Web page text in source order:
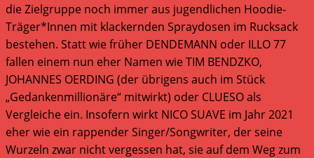
die Zielgruppe noch immer aus jugendlichen Hoodie-
Träger*Innen mit klackernden Spraydosen im Rucksack
bestehen. Statt wie früher DENDEMANN oder ILLO 77
fallen einem nun eher Namen wie TIM BENDZKO,
JOHANNES OERDING (der übrigens auch im Stück
„Gedankenmillionäre“ mitwirkt) oder CLUESO als
Vergleiche ein. Insofern wirkt NICO SUAVE im Jahr 2021
eher wie ein rappender Singer/Songwriter, der seine
Wurzeln zwar nicht vergessen hat, sie auf dem Weg zum